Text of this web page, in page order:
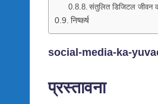
संतुलित डिजिटल जीवन
निष्कर्ष
social-media-ka-
प्रस्तावना